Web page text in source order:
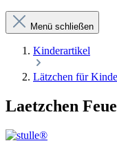
Menü schließen
Kinderartikel
Lätzchen für
Laetzchen